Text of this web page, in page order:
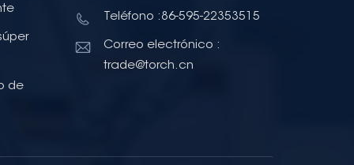
de
Teléfono :86-595-22353515
Correo electrónico :
trade@torch.cn